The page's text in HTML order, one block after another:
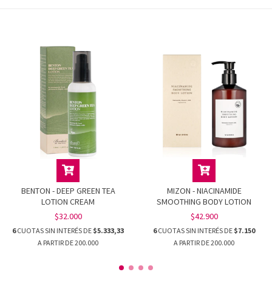
BENTON - DEEP GREEN TEA
LOTION CREAM
$32.000
6CUOTAS SIN INTERÉS DE $5.333,33
MIZON - NIACINAMIDE
SMOOTHING BODY LOTION
$42.900
6CUOTAS SIN INTERÉS DE $7.150